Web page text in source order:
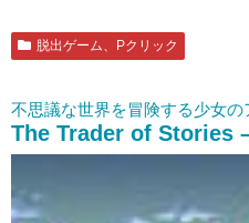
脱出ゲーム、Pクリック
不思議な世界を冒険する少女の
The Trader of Stories